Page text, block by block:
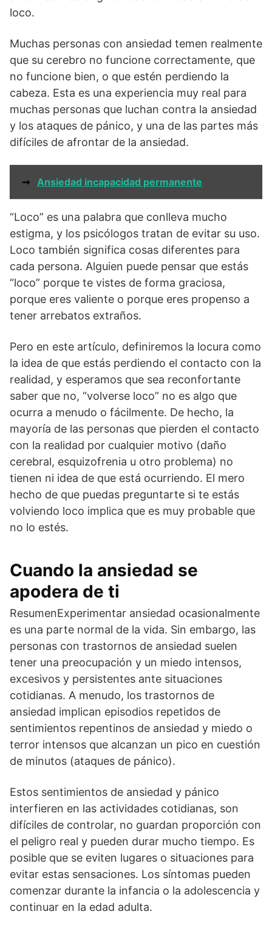
loco.
Muchas personas con ansiedad temen realmente
que su cerebro no funcione correctamente, que
no funcione bien, o que estén perdiendo la
cabeza. Esta es una experiencia muy real para
muchas personas que luchan contra la ansiedad
y los ataques de pánico, y una de las partes más
difíciles de afrontar de la ansiedad.
➞ Ansiedad incapacidad permanente
“Loco” es una palabra que conlleva mucho
estigma, y los psicólogos tratan de evitar su uso.
Loco también significa cosas diferentes para
cada persona. Alguien puede pensar que estás
“loco” porque te vistes de forma graciosa,
porque eres valiente o porque eres propenso a
tener arrebatos extraños.
Pero en este artículo, definiremos la locura como
la idea de que estás perdiendo el contacto con la
realidad, y esperamos que sea reconfortante
saber que no, “volverse loco” no es algo que
ocurra a menudo o fácilmente. De hecho, la
mayoría de las personas que pierden el contacto
con la realidad por cualquier motivo (daño
cerebral, esquizofrenia u otro problema) no
tienen ni idea de que está ocurriendo. El mero
hecho de que puedas preguntarte si te estás
volviendo loco implica que es muy probable que
no lo estés.
Cuando la ansiedad se
apodera de ti
ResumenExperimentar ansiedad ocasionalmente
es una parte normal de la vida. Sin embargo, las
personas con trastornos de ansiedad suelen
tener una preocupación y un miedo intensos,
excesivos y persistentes ante situaciones
cotidianas. A menudo, los trastornos de
ansiedad implican episodios repetidos de
sentimientos repentinos de ansiedad y miedo o
terror intensos que alcanzan un pico en cuestión
de minutos (ataques de pánico).
Estos sentimientos de ansiedad y pánico
interfieren en las actividades cotidianas, son
difíciles de controlar, no guardan proporción con
el peligro real y pueden durar mucho tiempo. Es
posible que se eviten lugares o situaciones para
evitar estas sensaciones. Los síntomas pueden
comenzar durante la infancia o la adolescencia y
continuar en la edad adulta.